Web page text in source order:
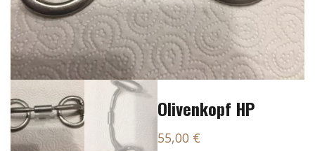
Olivenkopf HP
55,00 €